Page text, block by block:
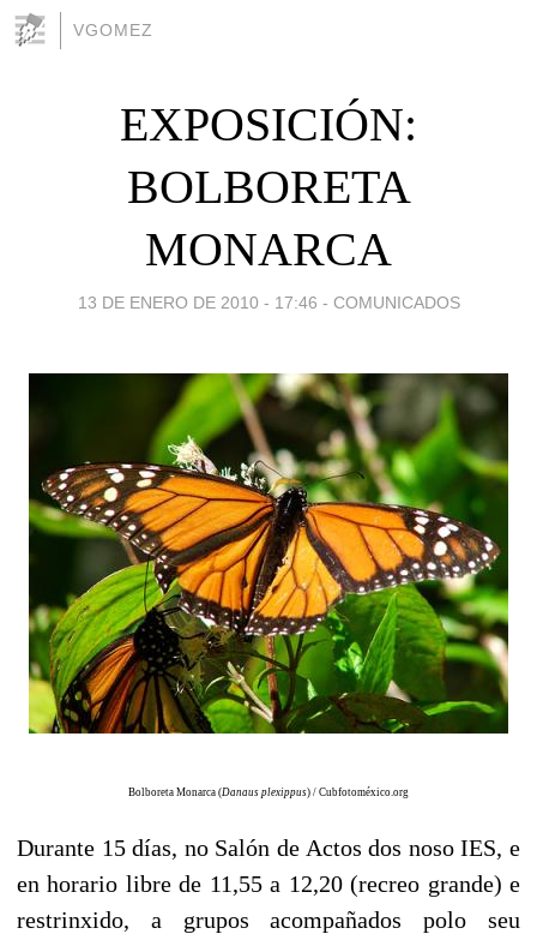
VGOMEZ
EXPOSICIÓN:
BOLBORETA
MONARCA
13 DE ENERO DE 2010 - 17:46 - COMUNICADOS
Bolboreta Monarca (Danaus plexippus) / Cubfotoméxico.org
Durante 15 días, no Salón de Actos dos noso IES, e
en horario libre de 11,55 a 12,20 (recreo grande) e
restrinxido, a grupos acompañados polo seu